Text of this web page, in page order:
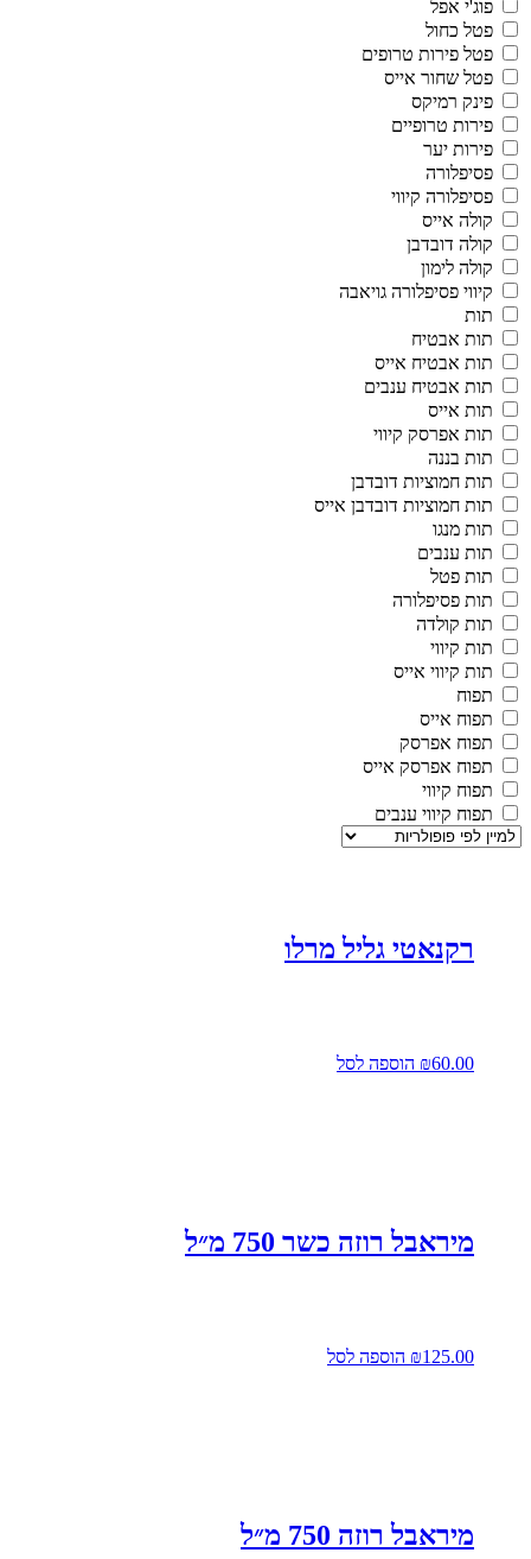
פוג'י אפל
פטל כחול
פטל פירות טרופים
פטל שחור אייס
פינק רמיקס
פירות טרופיים
פירות יער
פסיפלורה
פסיפלורה קיווי
קולה אייס
קולה דובדבן
קולה לימון
קיווי פסיפלורה גויאבה
תות
תות אבטיח
תות אבטיח אייס
תות אבטיח ענבים
תות אייס
תות אפרסק קיווי
תות בננה
תות חמוציות דובדבן
תות חמוציות דובדבן אייס
תות מנגו
תות ענבים
תות פטל
תות פסיפלורה
תות קולדה
תות קיווי
תות קיווי אייס
תפוח
תפוח אייס
תפוח אפרסק
תפוח אפרסק אייס
תפוח קיווי
תפוח קיווי ענבים
רקנאטי גליל מרלו
₪60.00 הוספה לסל
מיראבל רוזה כשר 750 מ״ל
₪125.00 הוספה לסל
מיראבל רוזה 750 מ״ל